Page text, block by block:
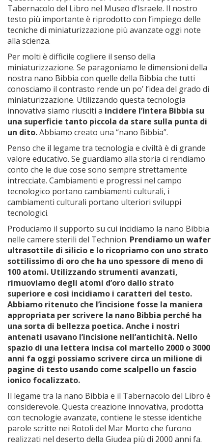
Tabernacolo del Libro nel Museo d’Israele. Il nostro
testo più importante è riprodotto con l’impiego delle
tecniche di miniaturizzazione più avanzate oggi note
alla scienza.
Per molti è difficile cogliere il senso della
miniaturizzazione. Se paragoniamo le dimensioni della
nostra nano Bibbia con quelle della Bibbia che tutti
conosciamo il contrasto rende un po’ l’idea del grado di
miniaturizzazione. Utilizzando questa tecnologia
innovativa siamo riusciti a incidere l’intera Bibbia su
una superficie tanto piccola da stare sulla punta di
un dito.Abbiamo creato una “nano Bibbia”.
Penso che il legame tra tecnologia e civiltà è di grande
valore educativo. Se guardiamo alla storia ci rendiamo
conto che le due cose sono sempre strettamente
intrecciate. Cambiamenti e progressi nel campo
tecnologico portano cambiamenti culturali, i
cambiamenti culturali portano ulteriori sviluppi
tecnologici.
Produciamo il supporto su cui incidiamo la nano Bibbia
nelle camere sterili del Technion. Prendiamo un wafer
ultrasottile di silicio e lo ricopriamo con uno strato
sottilissimo di oro che ha uno spessore di meno di
100 atomi. Utilizzando strumenti avanzati,
rimuoviamo degli atomi d’oro dallo strato
superiore e così incidiamo i caratteri del testo.
Abbiamo ritenuto che l’incisione fosse la maniera
appropriata per scrivere la nano Bibbia perché ha
una sorta di bellezza poetica. Anche i nostri
antenati usavano l’incisione nell’antichità. Nello
spazio di una lettera incisa col martello 2000 o 3000
anni fa oggi possiamo scrivere circa un milione di
pagine di testo usando come scalpello un fascio
ionico focalizzato.
Il legame tra la nano Bibbia e il Tabernacolo del Libro è
considerevole. Questa creazione innovativa, prodotta
con tecnologie avanzate, contiene le stesse identiche
parole scritte nei Rotoli del Mar Morto che furono
realizzati nel deserto della Giudea più di 2000 anni fa.